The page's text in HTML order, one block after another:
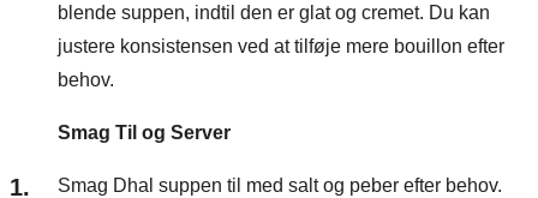
blende suppen, indtil den er glat og cremet. Du kan
justere konsistensen ved at tilføje mere bouillon efter
behov.
Smag Til og Server
Smag Dhal suppen til med salt og peber efter behov.